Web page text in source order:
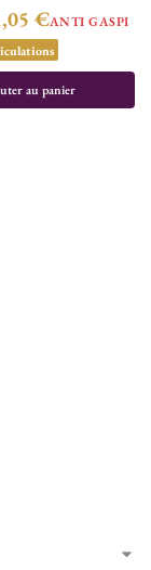
€ANTI GASPI
au panier